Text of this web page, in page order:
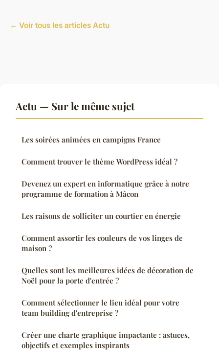
← Voir tous les articles Actu
Actu — Sur le même sujet
Les soirées animées en campigns France
Comment trouver le thème WordPress idéal ?
Devenez un expert en informatique grâce à notre
programme de formation à Mâcon
Les raisons de solliciter un courtier en énergie
Comment assortir les couleurs de vos linges de
maison ?
Quelles sont les meilleures idées de décoration de
Noël pour la porte d'entrée ?
Comment sélectionner le lieu idéal pour votre
team building d'entreprise ?
Créer une charte graphique impactante : astuces,
objectifs et exemples inspirants